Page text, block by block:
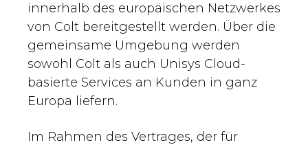
innerhalb des europäischen Netzwerkes
von Colt bereitgestellt werden. Über die
gemeinsame Umgebung werden
sowohl Colt als auch Unisys Cloud-
basierte Services an Kunden in ganz
Europa liefern.
Im Rahmen des Vertrages, der für